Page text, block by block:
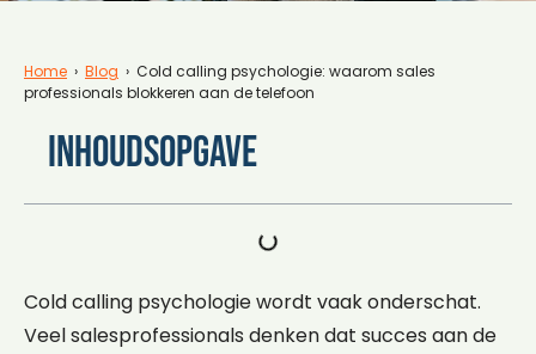
Home › Blog › Cold calling psychologie: waarom sales
professionals blokkeren aan de telefoon
Inhoudsopgave
Cold calling psychologie wordt vaak onderschat.
Veel salesprofessionals denken dat succes aan de